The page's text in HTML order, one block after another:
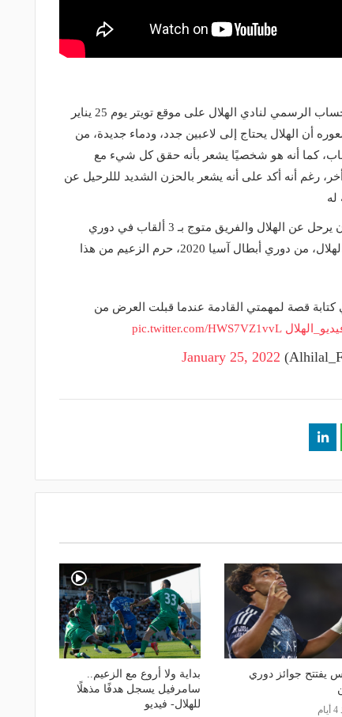
كشف جوميز في مقطع فيديو، نشره الحساب الرسمي لنادي الهلال على موقع تويتر يوم 25 يناير
أن الهلال يحتاج إلى لاعبين جدد، ودماء جديدة، من
كما أنه هو شخصيًا يشعر بأنه حقق كل شيء مع
رغم أنه أكد على أنه يشعر بالحزن الشديد لللرحيل عن
له
وقال المهاجم الفرنسي أنه كان يتمنى أن يرحل عن الهلال والفريق متوج بـ 3 ألقاب في دوري
أبطال آسيا، حيث أشار إلى أن استبعاد الهلال، من دوري أبطال آسيا 2020، حرم الزعيم من هذا
كتابة قصة لمهمتي القادمة عندما قبلت العرض من
pic.twitter.com/HWS7VZ1vvL
January 25, 2022
يفتتح جوائز دوري
بداية ولا أروع مع الزعيم..
سامرفيل يسجل هدفًا مذهلًا
للهلال- فيديو